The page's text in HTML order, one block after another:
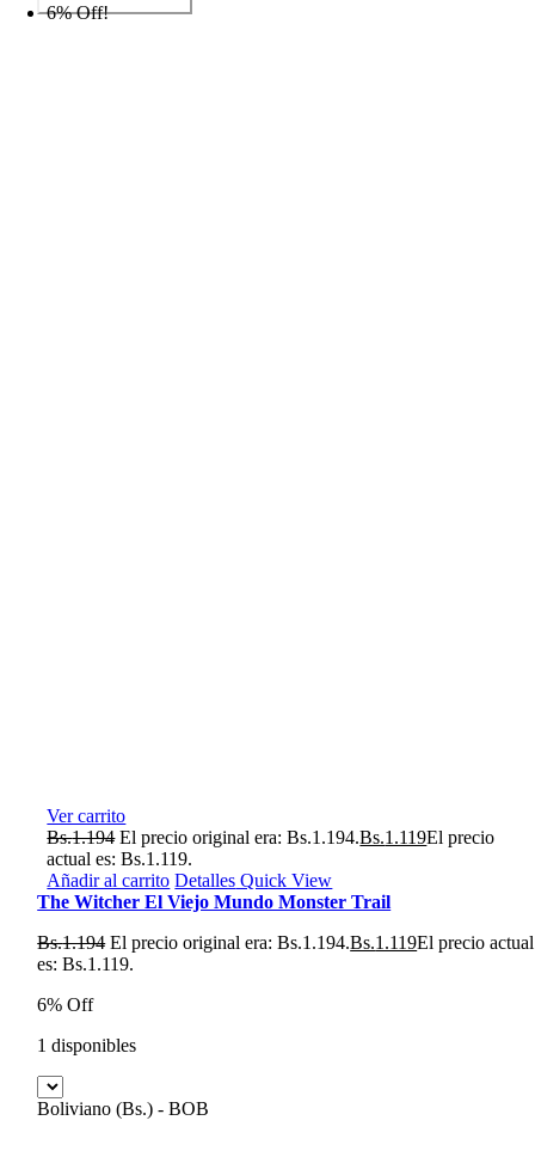
6% Off!
Ver carrito
Bs.1.194 El precio original era: Bs.1.194.Bs.1.119El precio
actual es: Bs.1.119.
Añadir al carrito Detalles Quick View
The Witcher El Viejo Mundo Monster Trail
Bs.1.194 El precio original era: Bs.1.194.Bs.1.119El precio actual
es: Bs.1.119.
6% Off
1 disponibles
Boliviano (Bs.) - BOB